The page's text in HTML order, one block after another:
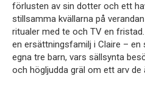
förlusten av sin dotter och ett
stillsamma kvällarna på
ritualer med te och TV en
en ersättningsfamilj i Claire – en
egna tre barn, vars sällsynta
och högljudda gräl om ett arv de